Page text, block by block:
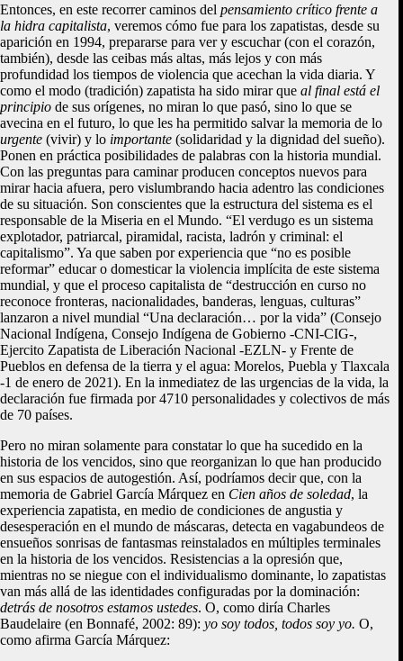
Entonces, en este recorrer caminos del pensamiento crítico frente a
la hidra capitalista, veremos cómo fue para los zapatistas, desde su
aparición en 1994, prepararse para ver y escuchar (con el corazón,
también), desde las ceibas más altas, más lejos y con más
profundidad los tiempos de violencia que acechan la vida diaria. Y
como el modo (tradición) zapatista ha sido mirar que al final está el
principio de sus orígenes, no miran lo que pasó, sino lo que se
avecina en el futuro, lo que les ha permitido salvar la memoria de lo
urgente (vivir) y lo importante (solidaridad y la dignidad del sueño).
Ponen en práctica posibilidades de palabras con la historia mundial.
Con las preguntas para caminar producen conceptos nuevos para
mirar hacia afuera, pero vislumbrando hacia adentro las condiciones
de su situación. Son conscientes que la estructura del sistema es el
responsable de la Miseria en el Mundo. “El verdugo es un sistema
explotador, patriarcal, piramidal, racista, ladrón y criminal: el
capitalismo”. Ya que saben por experiencia que “no es posible
reformar” educar o domesticar la violencia implícita de este sistema
mundial, y que el proceso capitalista de “destrucción en curso no
reconoce fronteras, nacionalidades, banderas, lenguas, culturas”
lanzaron a nivel mundial “Una declaración… por la vida” (Consejo
Nacional Indígena, Consejo Indígena de Gobierno -CNI-CIG-,
Ejercito Zapatista de Liberación Nacional -EZLN- y Frente de
Pueblos en defensa de la tierra y el agua: Morelos, Puebla y Tlaxcala
-1 de enero de 2021). En la inmediatez de las urgencias de la vida, la
declaración fue firmada por 4710 personalidades y colectivos de más
de 70 países.
Pero no miran solamente para constatar lo que ha sucedido en la
historia de los vencidos, sino que reorganizan lo que han producido
en sus espacios de autogestión. Así, podríamos decir que, con la
memoria de Gabriel García Márquez en Cien años de soledad, la
experiencia zapatista, en medio de condiciones de angustia y
desesperación en el mundo de máscaras, detecta en vagabundeos de
ensueños sonrisas de fantasmas reinstalados en múltiples terminales
en la historia de los vencidos. Resistencias a la opresión que,
mientras no se niegue con el individualismo dominante, lo zapatistas
van más allá de las identidades configuradas por la dominación:
detrás de nosotros estamos ustedes. O, como diría Charles
Baudelaire (en Bonnafé, 2002: 89): yo soy todos, todos soy yo. O,
como afirma García Márquez: